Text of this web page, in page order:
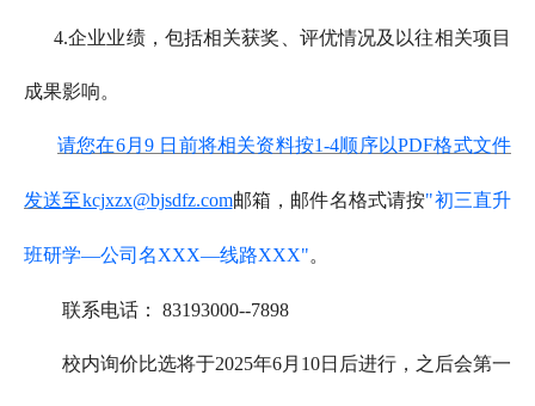
4.企业业绩，包括相关获奖、评优情况及以往相关项目
成果影响。
请您在6月9 日前将相关资料按1-4顺序以PDF格式文件
发送至kcjxzx@bjsdfz.com邮箱，邮件名格式请按"初三直升
班研学—公司名XXX—线路XXX"。
联系电话： 83193000--7898
校内询价比选将于2025年6月10日后进行，之后会第一